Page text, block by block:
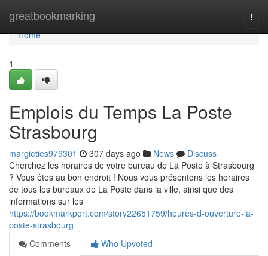
greatbookmarking
Home
Home
1
Emplois du Temps La Poste
Strasbourg
margieties979301 307 days ago News
Discuss
Cherchez les horaires de votre bureau de La Poste à Strasbourg
? Vous êtes au bon endroit ! Nous vous présentons les horaires
de tous les bureaux de La Poste dans la ville, ainsi que des
informations sur les
https://bookmarkport.com/story22651759/heures-d-ouverture-la-
poste-strasbourg
Comments
Who Upvoted